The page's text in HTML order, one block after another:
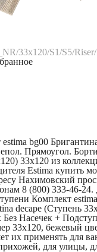
33x120/S1/S5/
bg00
Прямоугол.
33x120 из
Estima купить
Нахимовский
8 (800) 333-46-24.
Комплект
decape (Ступень
Насечек +
33x120, бежевый
их применять для
для улицы,